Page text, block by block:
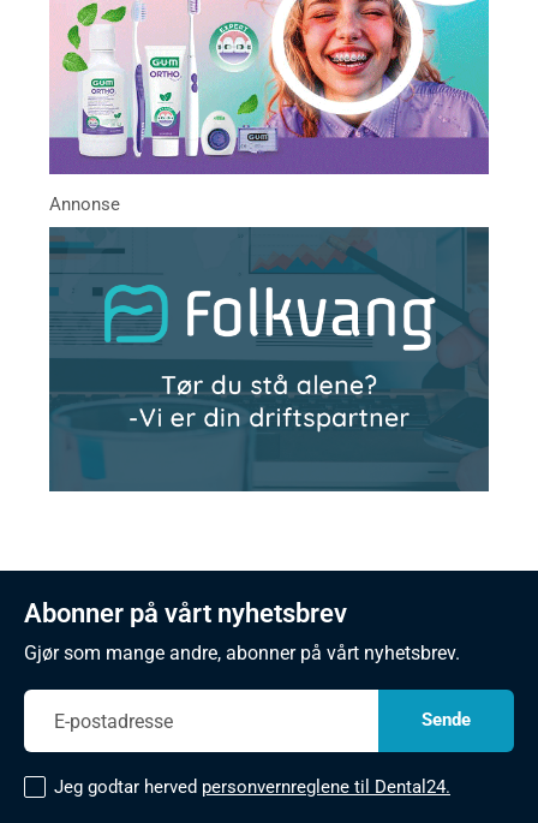
Abonner på vårt nyhetsbrev
Gjør som mange andre, abonner på vårt nyhetsbrev.
Jeg godtar herved personvernreglene til Dental24.